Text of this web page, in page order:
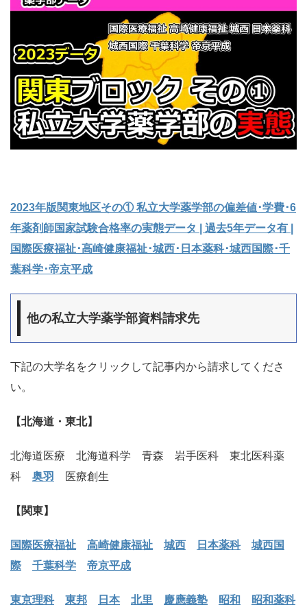
2023年版関東地区その① 私立大学薬学部の偏差値･学費･6
年薬剤師国家試験合格率の実態データ | 過去5年データ有 |
国際医療福祉･高崎健康福祉･城西･日本薬科･城西国際･千
葉科学･帝京平成
他の私立大学薬学部資料請求先
下記の大学名をクリックして記事内から請求してくださ
い。
【北海道・東北】
北海道医療 北海道科学 青森 岩手医科 東北医科薬
科 奥羽 医療創生
【関東】
国際医療福祉 高崎健康福祉 城西 日本薬科
城西国
際
千葉科学 帝京平成
東京理科 東邦 日本 北里 慶應義塾 昭和 昭和薬科